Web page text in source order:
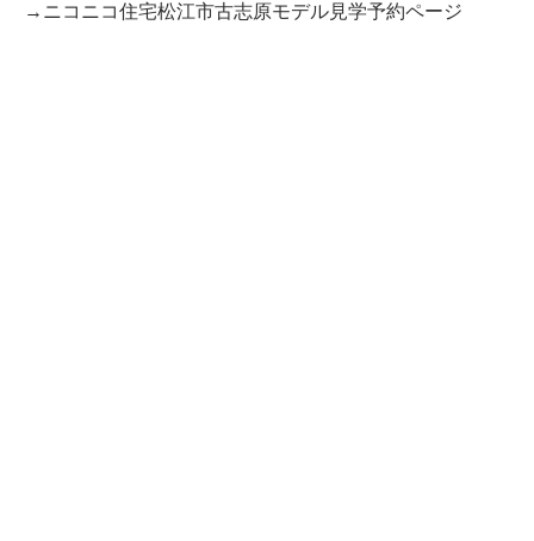
→ニコニコ住宅松江市古志原モデル見学予約ページ